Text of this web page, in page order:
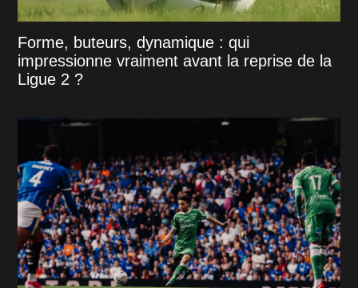
Forme, buteurs, dynamique : qui
impressionne vraiment avant la reprise de la
Ligue 2 ?